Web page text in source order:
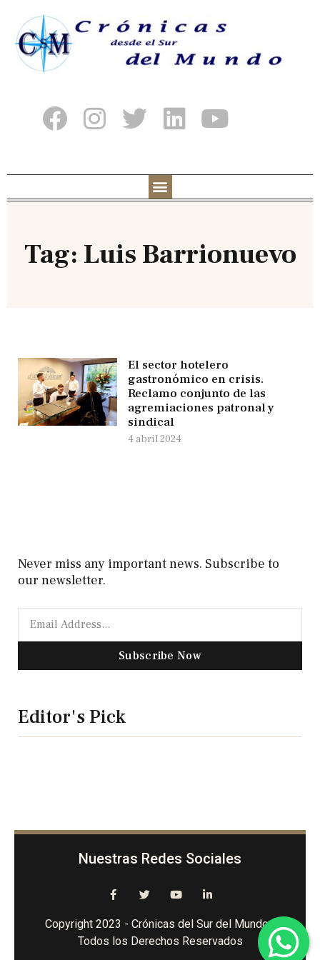
Tag: Luis Barrionuevo
El sector hotelero
gastronómico en crisis.
Reclamo conjunto de las
agremiaciones patronal y
sindical
4 abril 2024
Never miss any important news. Subscribe to
our newsletter.
Subscribe Now
Editor's Pick
Nuestras Redes Sociales
Copyright 2023 - Crónicas del Sur del Mundo -
Todos los Derechos Reservados